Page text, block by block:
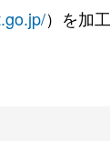
）を加